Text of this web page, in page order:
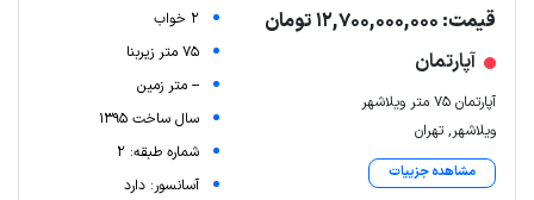
قیمت: 12,700,000,000 تومان
آپارتمان
آپارتمان ۷۵ متر ویلاشهر
ویلاشهر, تهران
مشاهده جزییات
2 خواب
75 متر زیربنا
-- متر زمین
سال ساخت 1395
شماره طبقه: 2
آسانسور: دارد